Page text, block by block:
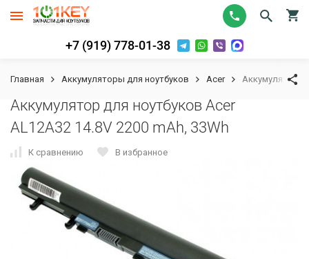
+7 (919) 778-01-38
Главная Аккумуляторы для ноутбуков Acer Аккумулятор
Аккумулятор для ноутбуков Acer
AL12A32 14.8V 2200 mAh, 33Wh
К сравнению В избранное